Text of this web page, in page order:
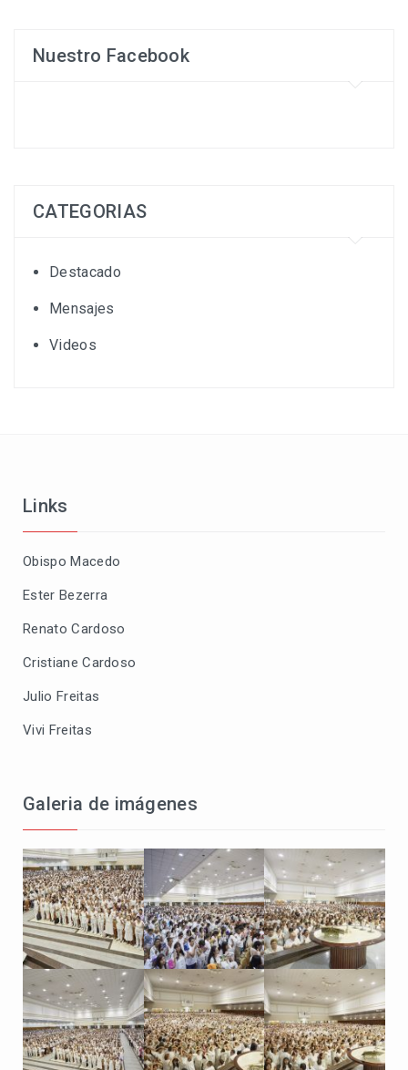
Nuestro Facebook
CATEGORIAS
Destacado
Mensajes
Videos
Links
Obispo Macedo
Ester Bezerra
Renato Cardoso
Cristiane Cardoso
Julio Freitas
Vivi Freitas
Galeria de imágenes